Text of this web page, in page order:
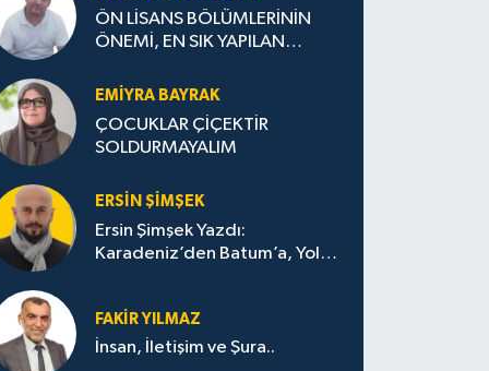
ÖN LİSANS BÖLÜMLERİNİN
ÖNEMİ, EN SIK YAPILAN
STRATEJİLERİ
EMIYRA BAYRAK
ÇOCUKLAR ÇİÇEKTİR
SOLDURMAYALIM
ERSIN ŞIMŞEK
Ersin Şimşek Yazdı:
Karadeniz’den Batum’a, Yolun
FAKIR YILMAZ
İnsan, İletişim ve Şura..